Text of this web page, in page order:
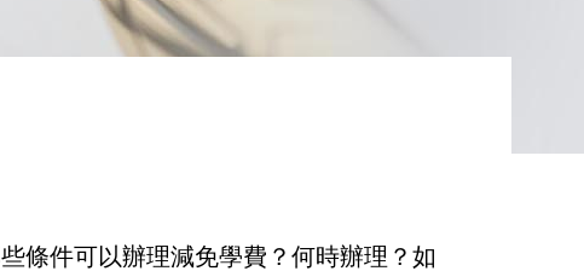
條件可以辦理減免學費？何時辦理？如